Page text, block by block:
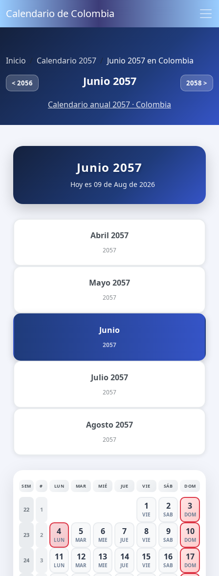
Calendario de Colombia
Inicio Calendario 2057 Junio 2057 en Colombia
< 2056 Junio 2057 2058 >
Calendario anual 2057 · Colombia
Junio 2057
Hoy es 09 de Aug de 2026
Abril 2057
2057
Mayo 2057
2057
Junio
2057
Julio 2057
2057
Agosto 2057
2057
SEM # LUN MAR MIÉ JUE VIE SÁB DOM
22 1 1
VIE
2
SAB
3
DOM
23 2 4
LUN
5
MAR
6
MIE
7
JUE
8
VIE
9
SAB
10
DOM
24 3 11
LUN
12
MAR
13
MIE
14
JUE
15
VIE
16
SAB
17
DOM